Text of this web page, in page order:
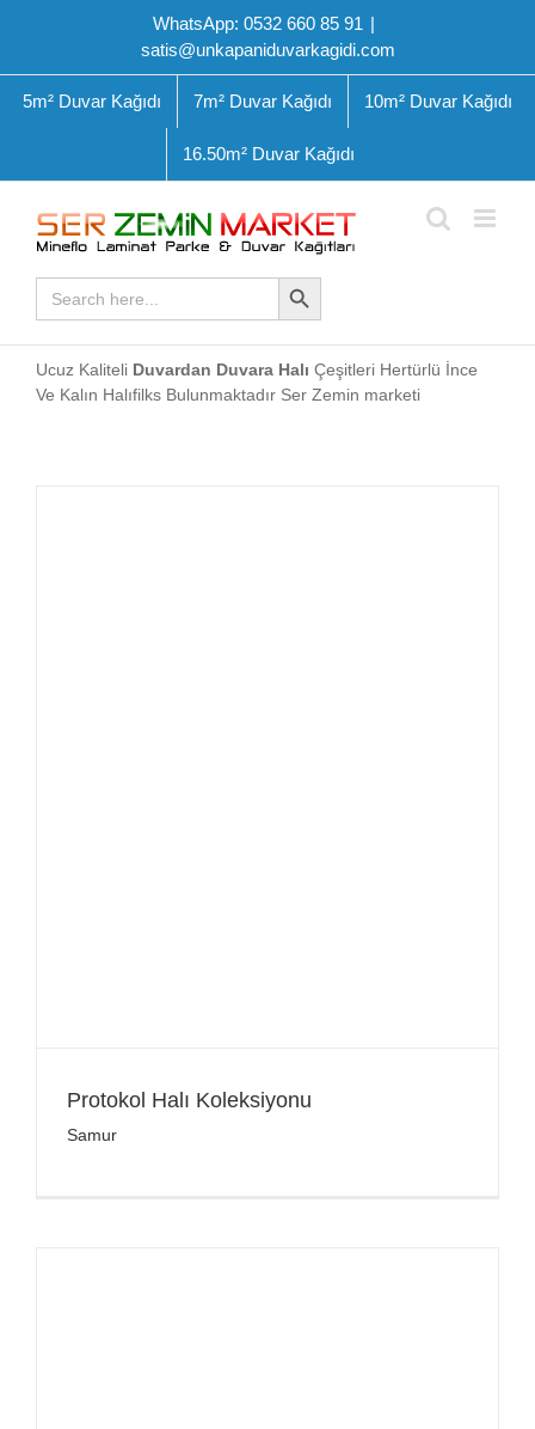
WhatsApp: 0532 660 85 91 |
satis@unkapaniduvarkagidi.com
5m² Duvar Kağıdı 7m² Duvar Kağıdı 10m² Duvar Kağıdı
16.50m² Duvar Kağıdı
Search
for:
Search Button
Ucuz Kaliteli Duvardan Duvara Halı Çeşitleri Hertürlü İnce
Ve Kalın Halıfilks Bulunmaktadır Ser Zemin marketi
Protokol Halı Koleksiyonu
Samur